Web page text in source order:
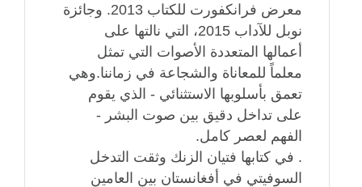
معرض فرانكفورت للكتاب 2013. وجائزة
نوبل للآداب 2015، التي نالتها على
أعمالها المتعددة الأصوات التي تمثل
معلماً للمعاناة والشجاعة في زماننا.وهي
تعمق بأسلوبها الاستثنائي - الذي يقوم
على تداخل دقيق بين صوت البشر -
الفهم لعصر كامل.
. في كتابها فتيان الزنك وثقت التدخل
السوفيتي في أفغانستان بين العامين